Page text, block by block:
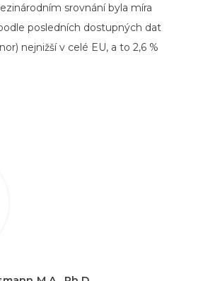
srovnání byla míra
posledních dostupných dat
nejnižší v celé EU, a to 2,6 %